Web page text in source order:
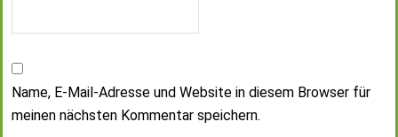
Name, E-Mail-Adresse und Website in diesem Browser für
meinen nächsten Kommentar speichern.